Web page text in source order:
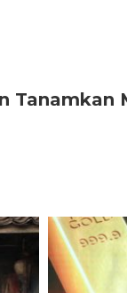
Tanamkan